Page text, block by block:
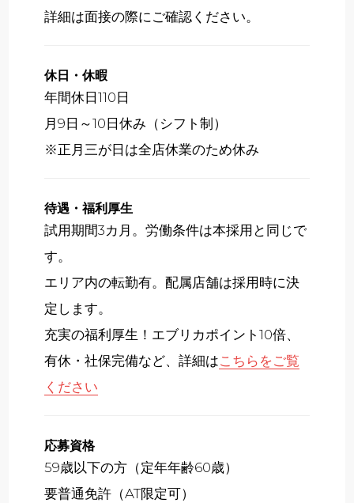
詳細は面接の際にご確認ください。
休日・休暇
年間休日110日
月9日～10日休み（シフト制）
※正月三が日は全店休業のため休み
待遇・福利厚生
試用期間3カ月。労働条件は本採用と同じで
す。
エリア内の転勤有。配属店舗は採用時に決
定します。
充実の福利厚生！エブリカポイント10倍、
有休・社保完備など、詳細はこちらをご覧
ください
応募資格
59歳以下の方（定年年齢60歳）
要普通免許（AT限定可）